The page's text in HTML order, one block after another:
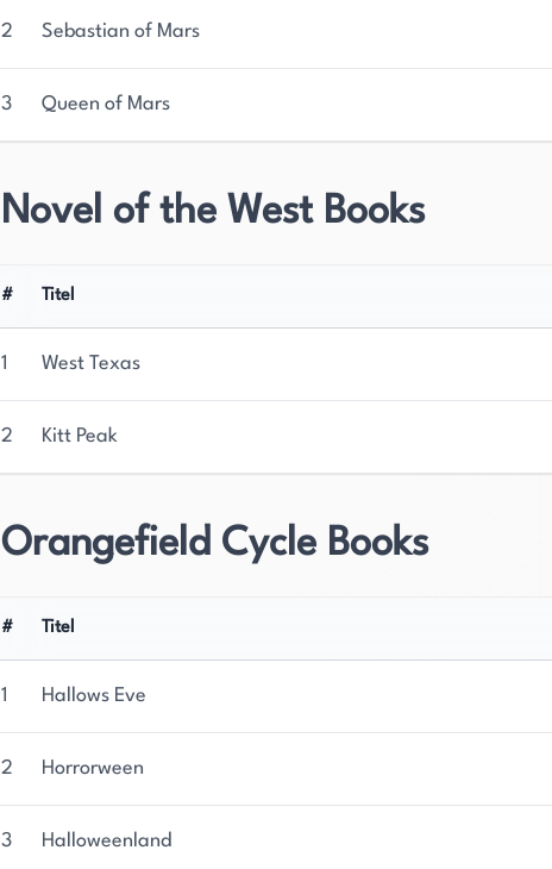
2 Sebastian of Mars
3 Queen of Mars
Novel of the West Books
# Titel
1 West Texas
2 Kitt Peak
Orangefield Cycle Books
# Titel
1 Hallows Eve
2 Horrorween
3 Halloweenland